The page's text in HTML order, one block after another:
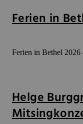
Ferien in
Ferien in Bethel
Helge